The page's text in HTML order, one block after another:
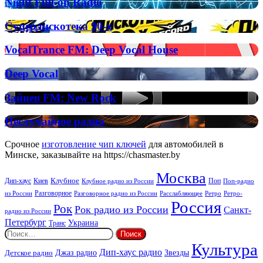
Full-
on
Radio
Супердискотека
90-
х
Супердискотека 90-х
VocalTrance
FM:
Deep
Vocal
House
VocalTrance FM: Deep Vocal House
Deep
Vocal
Deep Vocal
Зайцев
FM:
New
Rock
Зайцев FM: New Rock
Неслучайное
радио
Неслучайное радио
Срочное изготовление чип ключей для автомобилей в
Минске, заказывайте на https://chasmaster.by
Дип-хаус Киев Клубное Клубное радио из России Москва Поп Поп-радио
из России Разговорное Разговорное радио из России Расслабляющее Ретро Ретро-
радио из России Рок Рок радио из России Россия Санкт-
Петербург Транс Украина
Найти:
Детское радио Джаз радио Дип-хаус радио Звезды Культура